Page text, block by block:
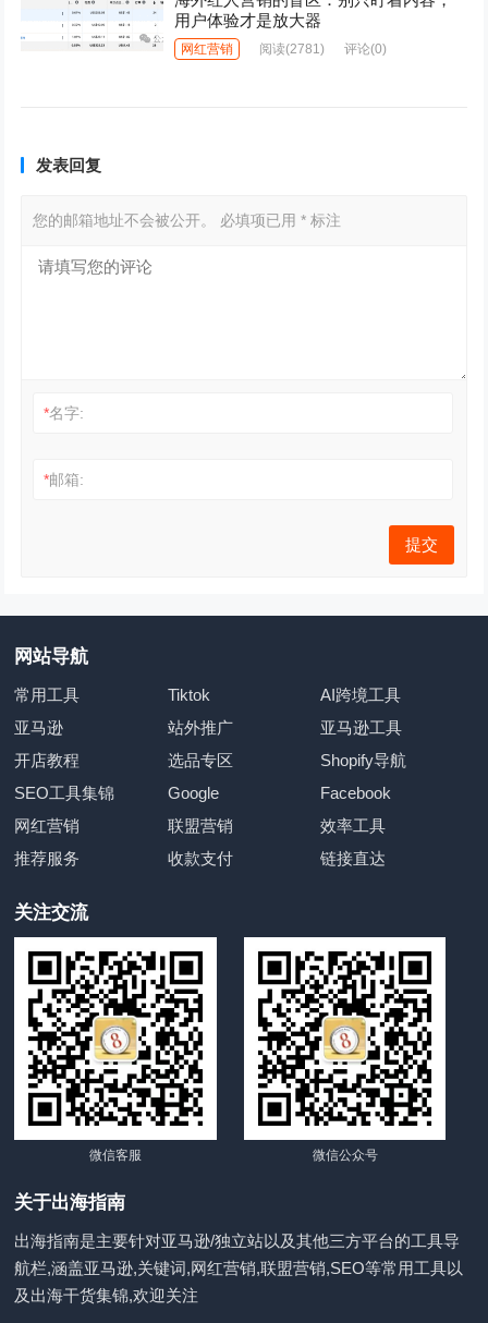
用户体验才是放大器
网红营销 阅读(2781) 评论(0)
发表回复
您的邮箱地址不会被公开。 必填项已用* 标注
*名字:
*邮箱:
网站导航
常用工具 Tiktok
AI跨境工具
亚马逊
站外推广
亚马逊工具
开店教程
选品专区
Shopify导航
SEO工具集锦
Google
Facebook
网红营销
联盟营销
效率工具
推荐服务
收款支付 链接直达
关注交流
微信客服 微信公众号
关于出海指南
出海指南是主要针对亚马逊/独立站以及其他三方平台的工具导
航栏,涵盖亚马逊,关键词,网红营销,联盟营销,SEO等常用工具以
及出海干货集锦,欢迎关注